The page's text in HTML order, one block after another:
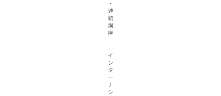
・
連
続
講
座
イ
ン
タ
ー
ナ
シ